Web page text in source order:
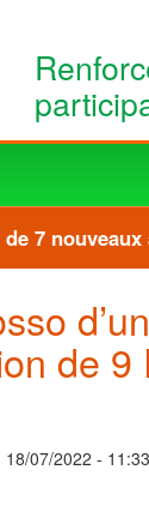
7 nouveaux
de 9
18/07/2022 - 11:33